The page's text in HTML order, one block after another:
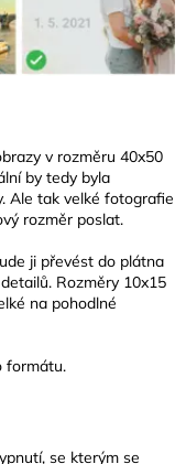
v rozměru 40x50
by tedy byla
Ale tak velké fotografie
rozměr poslat.
ji převést do plátna
Rozměry 10x15
na pohodlné
formátu.
se kterým se